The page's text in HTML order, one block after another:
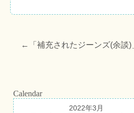
←「 補充されたジーンズ(余談)
Calendar
2022年3月